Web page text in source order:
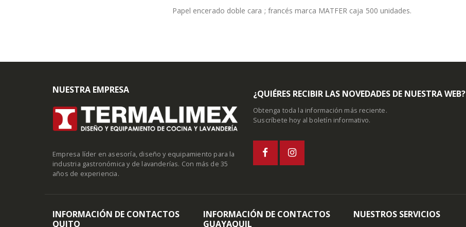
Papel encerado doble cara ; francés marca MATFER caja 500 unidades.
NUESTRA EMPRESA
Empresa líder en asesoría, diseño y equipamiento para la
industria gastronómica y de lavanderías. Con más de 35
años de experiencia.
¿QUIÉRES RECIBIR LAS NOVEDADES DE NUESTRA WEB?
Obtenga toda la información más reciente.
Suscríbete hoy al boletín informativo.
INFORMACIÓN DE CONTACTOS
QUITO
INFORMACIÓN DE CONTACTOS
GUAYAQUIL
NUESTROS SERVICIOS